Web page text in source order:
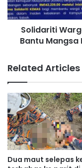
e
n
n
e
l
e
k
t
r
i
k
i
t
g
a
K
E
M
A
S
:
R
M
Solidariti
Bantu
Related Articles
Dua maut selepas